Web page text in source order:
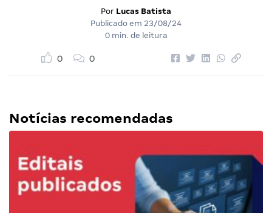
Por Lucas Batista
Publicado em 23/08/24
0 min. de leitura
0 0
Notícias recomendadas